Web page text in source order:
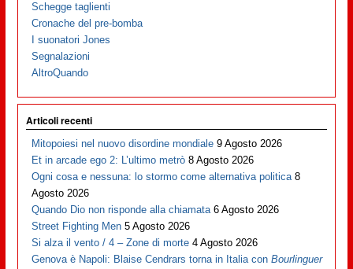
Schegge taglienti
Cronache del pre-bomba
I suonatori Jones
Segnalazioni
AltroQuando
Articoli recenti
Mitopoiesi nel nuovo disordine mondiale 9 Agosto 2026
Et in arcade ego 2: L’ultimo metrò 8 Agosto 2026
Ogni cosa e nessuna: lo stormo come alternativa politica 8
Agosto 2026
Quando Dio non risponde alla chiamata 6 Agosto 2026
Street Fighting Men 5 Agosto 2026
Si alza il vento / 4 – Zone di morte 4 Agosto 2026
Genova è Napoli: Blaise Cendrars torna in Italia conBourlinguer